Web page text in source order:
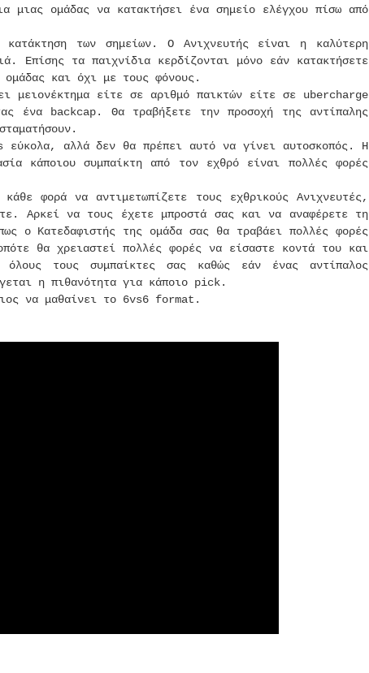
μιας ομάδας να κατακτήσει ένα σημείο ελέγχου πίσω από
κατάκτηση των σημείων. Ο Ανιχνευτής είναι η καλύτερη
Επίσης τα παιχνίδια κερδίζονται μόνο εάν κατακτήσετε
ομάδας και όχι με τους φόνους.
μειονέκτημα είτε σε αριθμό παικτών είτε σε ubercharge
ένα backcap. Θα τραβήξετε την προσοχή της αντίπαλης
αλλά δεν θα πρέπει αυτό να γίνει αυτοσκοπός. Η
κάποιου συμπαίκτη από τον εχθρό είναι πολλές φορές
φορά να αντιμετωπίζετε τους εχθρικούς Ανιχνευτές,
Αρκεί να τους έχετε μπροστά σας και να αναφέρετε τη
ο Κατεδαφιστής της ομάδα σας θα τραβάει πολλές φορές
θα χρειαστεί πολλές φορές να είσαστε κοντά του και
τους συμπαίκτες σας καθώς εάν ένας αντίπαλος
η πιθανότητα για κάποιο pick.
να μαθαίνει το 6vs6 format.